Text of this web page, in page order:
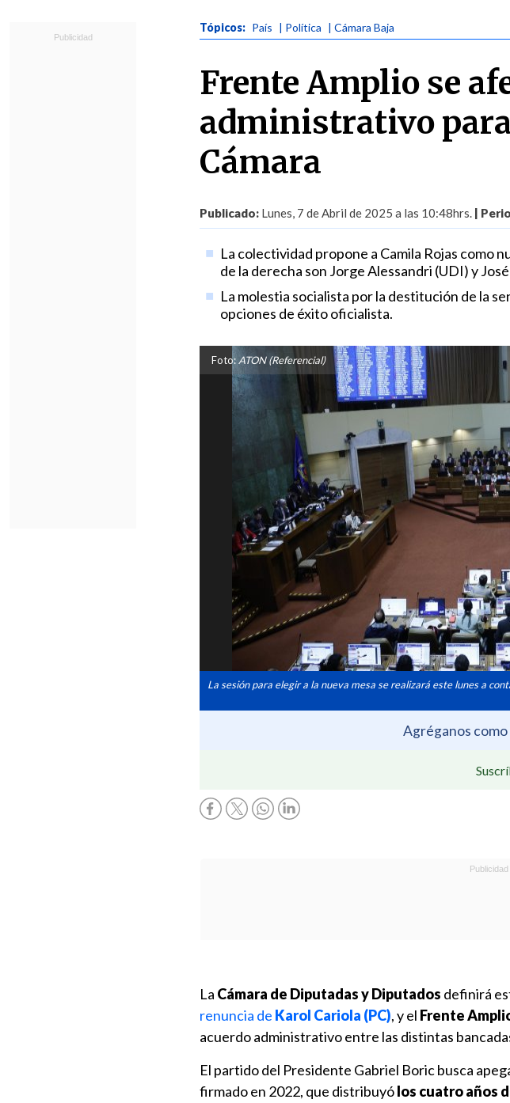
Tópicos: País | Política | Cámara Baja
Frente Amplio se
administrativo
Cámara
Publicado: Lunes, 7 de Abril de 2025 a las 10:48hrs. |
La colectividad propone a Camila Rojas como
de la derecha son Jorge Alessandri (UDI) y
La molestia socialista por la destitución de la
opciones de éxito oficialista.
Foto: ATON (Referencial)
La sesión para elegir a la nueva mesa se realizará este lunes a
Agréganos
La Cámara de Diputadas y Diputados definirá
renuncia de Karol Cariola (PC), y el Frente
acuerdo administrativo entre las distintas
El partido del Presidente Gabriel Boric busca
firmado en 2022, que distribuyólos cuatro años